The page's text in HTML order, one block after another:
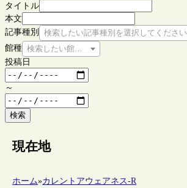
タイトル
本文
記事種別
検索したい記事種別を選択してください
館種 検索したい館種を選択してください
投稿日
～
検索
現在地
ホーム»カレントアウェアネス-R